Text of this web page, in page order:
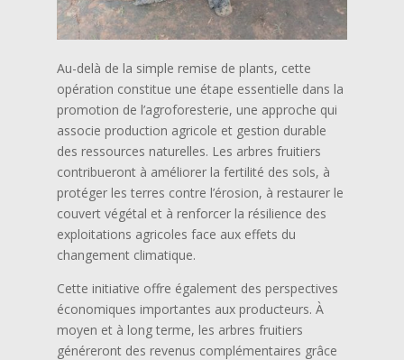
Au-delà de la simple remise de plants, cette
opération constitue une étape essentielle dans la
promotion de l’agroforesterie, une approche qui
associe production agricole et gestion durable
des ressources naturelles. Les arbres fruitiers
contribueront à améliorer la fertilité des sols, à
protéger les terres contre l’érosion, à restaurer le
couvert végétal et à renforcer la résilience des
exploitations agricoles face aux effets du
changement climatique.
Cette initiative offre également des perspectives
économiques importantes aux producteurs. À
moyen et à long terme, les arbres fruitiers
généreront des revenus complémentaires grâce